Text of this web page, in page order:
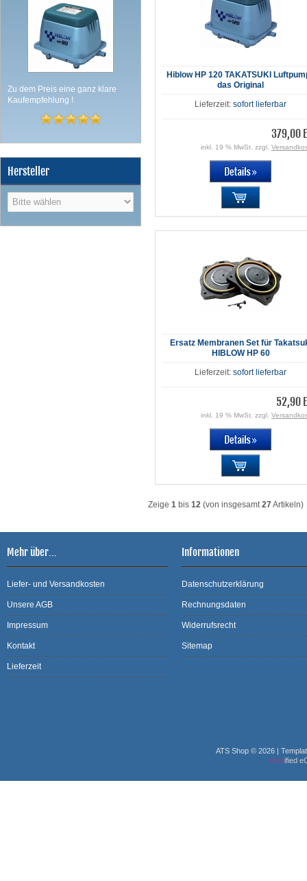
Zu dem Preis eine ganz klare
Kaufempfehlung !
Hersteller
Hiblow HP 120 TAKATSUKI
das Original
Lieferzeit: sofort lieferbar
379,00
inkl. 19 % MwSt. zzgl.
Ersatz Membranen Set für
HIBLOW HP 60
Lieferzeit: sofort lieferbar
52,90
inkl. 19 % MwSt. zzgl.
Zeige 1 bis 12 (von insgesamt27Artikeln)
Mehr über...
Liefer- und Versandkosten
Unsere AGB
Impressum
Kontakt
Lieferzeit
Informationen
Datenschutzerklärung
Rechnungsdaten
Widerrufsrecht
Sitemap
ATS Shop © 2026 |
modified